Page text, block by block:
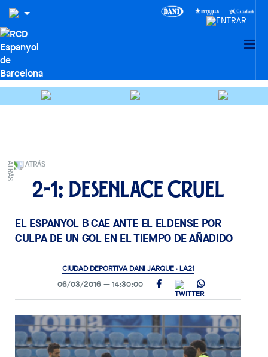
ATRÁS
2-1: Desenlace cruel
EL ESPANYOL B CAE ANTE EL ELDENSE POR
CULPA DE UN GOL EN EL TIEMPO DE AÑADIDO
CIUDAD DEPORTIVA DANI JARQUE · LA21
06/03/2016 14:30:00